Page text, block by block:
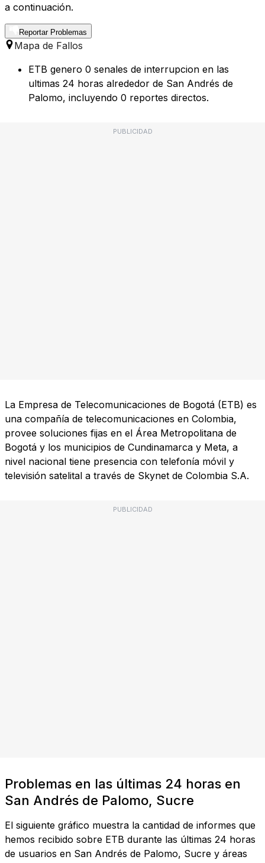
a continuación.
Reportar Problemas
Mapa de Fallos
ETB genero 0 senales de interrupcion en las
ultimas 24 horas alrededor de San Andrés de
Palomo, incluyendo 0 reportes directos.
PUBLICIDAD
La Empresa de Telecomunicaciones de Bogotá (ETB) es
una compañía de telecomunicaciones en Colombia,
provee soluciones fijas en el Área Metropolitana de
Bogotá y los municipios de Cundinamarca y Meta, a
nivel nacional tiene presencia con telefonía móvil y
televisión satelital a través de Skynet de Colombia S.A.
PUBLICIDAD
Problemas en las últimas 24 horas en
San Andrés de Palomo, Sucre
El siguiente gráfico muestra la cantidad de informes que
hemos recibido sobre ETB durante las últimas 24 horas
de usuarios en San Andrés de Palomo, Sucre y áreas